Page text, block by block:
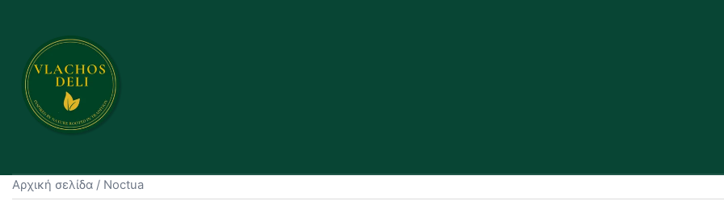
content
Αρχική σελίδα / Noctua